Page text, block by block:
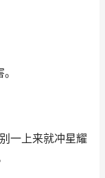
一上来就冲星耀